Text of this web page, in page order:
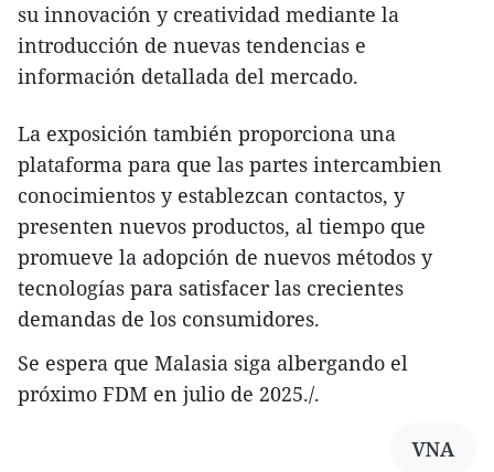
su innovación y creatividad mediante la
introducción de nuevas tendencias e
información detallada del mercado.
La exposición también proporciona una
plataforma para que las partes intercambien
conocimientos y establezcan contactos, y
presenten nuevos productos, al tiempo que
promueve la adopción de nuevos métodos y
tecnologías para satisfacer las crecientes
demandas de los consumidores.
Se espera que Malasia siga albergando el
próximo FDM en julio de 2025./.
VNA